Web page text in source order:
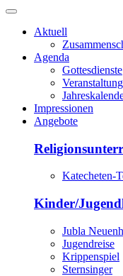
Aktuell
Agenda
Gottesdienste
Impressionen
Angebote
Katecheten-
Kinder/
Jubla
Jugendreise
Krippenspiel
Sternsinger